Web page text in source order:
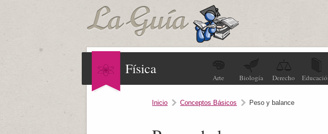
Física
Arte Biología Derecho
Inicio Conceptos Básicos Peso y balance